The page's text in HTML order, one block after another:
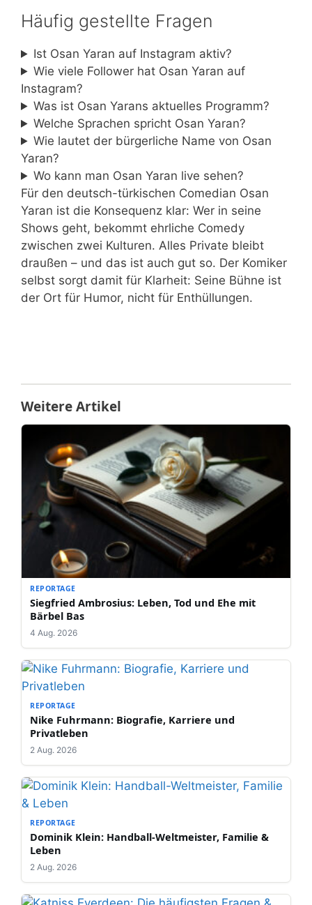
Häufig gestellte Fragen
Ist Osan Yaran auf Instagram aktiv?
Wie viele Follower hat Osan Yaran auf
Instagram?
Was ist Osan Yarans aktuelles Programm?
Welche Sprachen spricht Osan Yaran?
Wie lautet der bürgerliche Name von Osan
Yaran?
Wo kann man Osan Yaran live sehen?
Für den deutsch-türkischen Comedian Osan
Yaran ist die Konsequenz klar: Wer in seine
Shows geht, bekommt ehrliche Comedy
zwischen zwei Kulturen. Alles Private bleibt
draußen – und das ist auch gut so. Der Komiker
selbst sorgt damit für Klarheit: Seine Bühne ist
der Ort für Humor, nicht für Enthüllungen.
Weitere Artikel
REPORTAGE
Siegfried Ambrosius: Leben, Tod und Ehe mit
Bärbel Bas
4 Aug. 2026
REPORTAGE
Nike Fuhrmann: Biografie, Karriere und
Privatleben
2 Aug. 2026
REPORTAGE
Dominik Klein: Handball-Weltmeister, Familie &
Leben
2 Aug. 2026